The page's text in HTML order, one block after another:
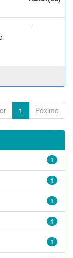
-
1 Póximo
1
1
1
1
1